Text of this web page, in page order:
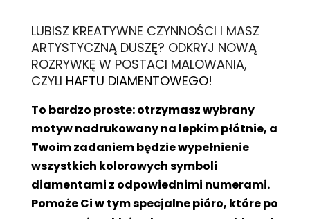
LUBISZ KREATYWNE CZYNNOŚCI I MASZ
ARTYSTYCZNĄ DUSZĘ? ODKRYJ NOWĄ
ROZRYWKĘ W POSTACI MALOWANIA,
CZYLI HAFTU DIAMENTOWEGO!
To bardzo proste: otrzymasz wybrany
motyw nadrukowany na lepkim płótnie, a
Twoim zadaniem będzie wypełnienie
wszystkich kolorowych symboli
diamentami z odpowiednimi numerami.
Pomoże Ci w tym specjalne pióro, które po